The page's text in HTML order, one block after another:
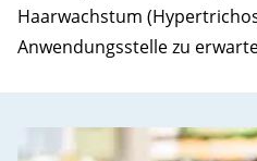
Haarwachstum
Anwendungsstelle zu